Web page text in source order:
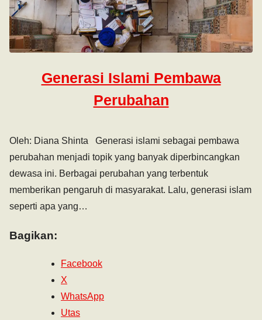
Generasi Islami Pembawa
Perubahan
Oleh: Diana Shinta Generasi islami sebagai pembawa
perubahan menjadi topik yang banyak diperbincangkan
dewasa ini. Berbagai perubahan yang terbentuk
memberikan pengaruh di masyarakat. Lalu, generasi islam
seperti apa yang…
Bagikan:
Facebook
X
WhatsApp
Utas